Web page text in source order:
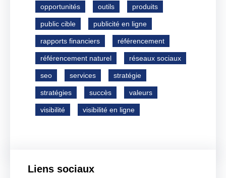
opportunités outils produits
public cible publicité en ligne
rapports financiers référencement
référencement naturel réseaux sociaux
seo services stratégie
stratégies succès valeurs
visibilité visibilité en ligne
Liens sociaux